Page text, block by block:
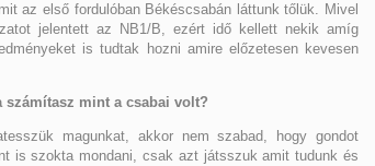
az első fordulóban Békéscsabán láttunk tőlük. Mivel
jelentett az NB1/B, ezért idő kellett nekik amíg
is tudtak hozni amire előzetesen kevesen
mint a csabai volt?
magunkat, akkor nem szabad, hogy gondot
is szokta mondani, csak azt játsszuk amit tudunk és